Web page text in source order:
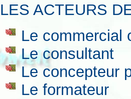
LES ACTEURS
Le commercial
Le consultant
Le concepteur
Le formateur